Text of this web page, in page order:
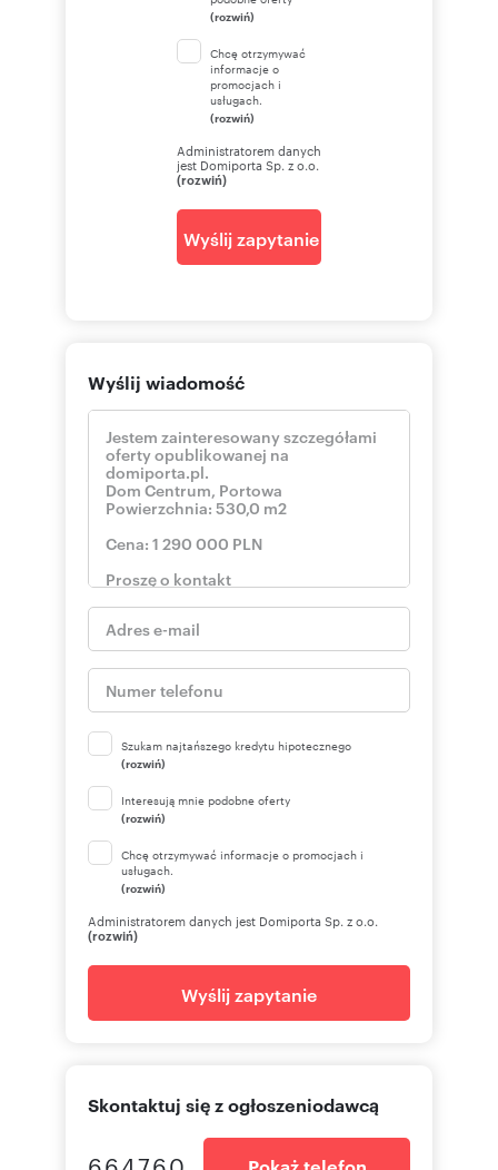
(rozwiń)
Chcę otrzymywać
informacje o
promocjach i
usługach.
(rozwiń)
Administratorem danych
jest Domiporta Sp. z o.o.
(rozwiń)
Wyślij zapytanie
Wyślij wiadomość
Szukam najtańszego kredytu hipotecznego
(rozwiń)
Interesują mnie podobne oferty
(rozwiń)
Chcę otrzymywać informacje o promocjach i
usługach.
(rozwiń)
Administratorem danych jest Domiporta Sp. z o.o.
(rozwiń)
Wyślij zapytanie
Skontaktuj się z ogłoszeniodawcą